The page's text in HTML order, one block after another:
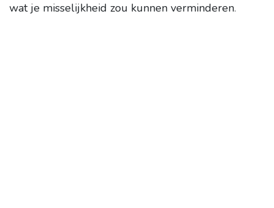
wat je misselijkheid zou kunnen verminderen.